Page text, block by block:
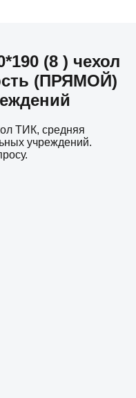
(8 ) чехол
(ПРЯМОЙ)
ТИК, средняя
учреждений.